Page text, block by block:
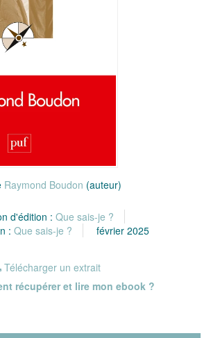
Raymond Boudon (auteur)
d'édition : Que sais-je ?
: Que sais-je ? février 2025
Télécharger un extrait
récupérer et lire mon ebook ?